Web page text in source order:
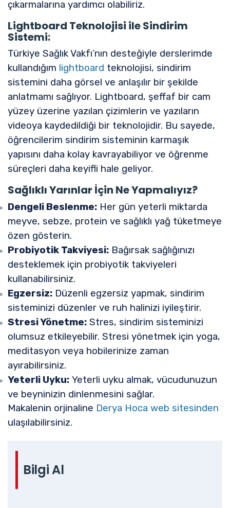
çıkarmalarına yardımcı olabiliriz.
Lightboard Teknolojisi ile Sindirim
Sistemi:
Türkiye Sağlık Vakfı’nın desteğiyle derslerimde
kullandığım lightboard teknolojisi, sindirim
sistemini daha görsel ve anlaşılır bir şekilde
anlatmamı sağlıyor. Lightboard, şeffaf bir cam
yüzey üzerine yazılan çizimlerin ve yazıların
videoya kaydedildiği bir teknolojidir. Bu sayede,
öğrencilerim sindirim sisteminin karmaşık
yapısını daha kolay kavrayabiliyor ve öğrenme
süreçleri daha keyifli hale geliyor.
Sağlıklı Yarınlar İçin Ne Yapmalıyız?
Dengeli Beslenme: Her gün yeterli miktarda
meyve, sebze, protein ve sağlıklı yağ tüketmeye
özen gösterin.
Probiyotik Takviyesi: Bağırsak sağlığınızı
desteklemek için probiyotik takviyeleri
kullanabilirsiniz.
Egzersiz: Düzenli egzersiz yapmak, sindirim
sisteminizi düzenler ve ruh halinizi iyileştirir.
Stresi Yönetme: Stres, sindirim sisteminizi
olumsuz etkileyebilir. Stresi yönetmek için yoga,
meditasyon veya hobilerinize zaman
ayırabilirsiniz.
Yeterli Uyku: Yeterli uyku almak, vücudunuzun
ve beyninizin dinlenmesini sağlar.
Makalenin orjinaline Derya Hoca web sitesinden
ulaşılabilirsiniz.
Bilgi Al